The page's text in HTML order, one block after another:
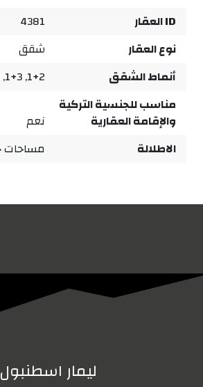
ID العقار
4381
نوع العقار
شقق
أنماط الشقق
1+2, 1+3, 1+4
مناسب للجنسية التركية
والإقامة العقارية
نعم
الاطلالة
مساحات
ليمار اسطنبول